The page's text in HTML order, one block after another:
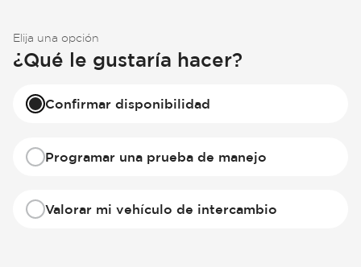
Elija una opción
¿Qué le gustaría hacer?
Confirmar disponibilidad
Programar una prueba de manejo
Valorar mi vehículo de intercambio